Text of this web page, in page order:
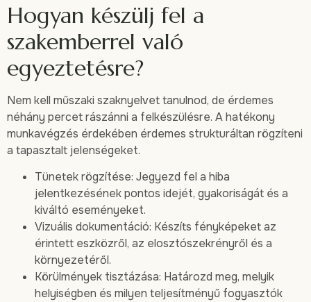
Hogyan készülj fel a
szakemberrel való
egyeztetésre?
Nem kell műszaki szaknyelvet tanulnod, de érdemes
néhány percet rászánni a felkészülésre. A hatékony
munkavégzés érdekében érdemes strukturáltan rögzíteni
a tapasztalt jelenségeket.
Tünetek rögzítése: Jegyezd fel a hiba
jelentkezésének pontos idejét, gyakoriságát és a
kiváltó eseményeket.
Vizuális dokumentáció: Készíts fényképeket az
érintett eszközről, az elosztószekrényről és a
környezetéről.
Körülmények tisztázása: Határozd meg, melyik
helyiségben és milyen teljesítményű fogyasztók